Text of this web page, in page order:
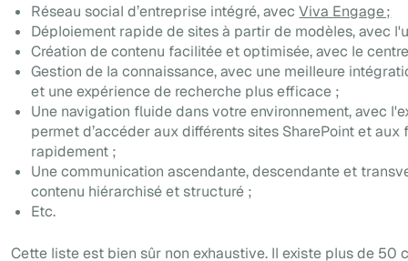
Réseau social d’entreprise intégré, avecViva Engage ;
Déploiement rapide de sites à partir de modèles, avec
Création de contenu facilitée et optimisée, avec le
Gestion de la connaissance, avec une meilleure
et une expérience de recherche plus efficace ;
Une navigation fluide dans votre environnement, avec
permet d’accéder aux différents sites SharePoint et
rapidement ;
Une communication ascendante, descendante et
contenu hiérarchisé et structuré ;
Etc.
Cette liste est bien sûr non exhaustive. Il existe plus de 50